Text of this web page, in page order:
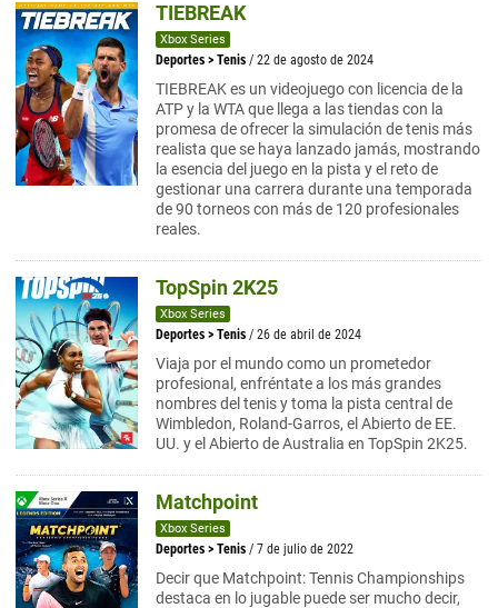
TIEBREAK
Xbox Series
Deportes > Tenis / 22 de agosto de 2024
TIEBREAK es un videojuego con licencia de la
ATP y la WTA que llega a las tiendas con la
promesa de ofrecer la simulación de tenis más
realista que se haya lanzado jamás, mostrando
la esencia del juego en la pista y el reto de
gestionar una carrera durante una temporada
de 90 torneos con más de 120 profesionales
reales.
TopSpin 2K25
Xbox Series
Deportes > Tenis / 26 de abril de 2024
Viaja por el mundo como un prometedor
profesional, enfréntate a los más grandes
nombres del tenis y toma la pista central de
Wimbledon, Roland-Garros, el Abierto de EE.
UU. y el Abierto de Australia en TopSpin 2K25.
Matchpoint
Xbox Series
Deportes > Tenis / 7 de julio de 2022
Decir que Matchpoint: Tennis Championships
destaca en lo jugable puede ser mucho decir,